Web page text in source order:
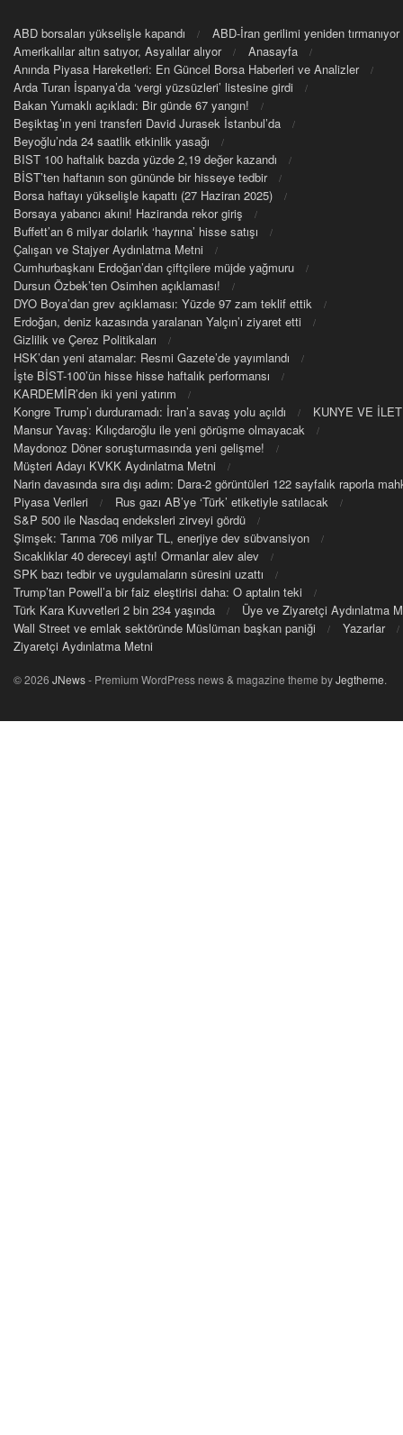
ABD borsaları yükselişle kapandı
ABD-İran gerilimi yeniden tırmanıyor
Amerikalılar altın satıyor, Asyalılar alıyor
Anasayfa
Anında Piyasa Hareketleri: En Güncel Borsa Haberleri ve Analizler
Arda Turan İspanya’da ‘vergi yüzsüzleri’ listesine girdi
Bakan Yumaklı açıkladı: Bir günde 67 yangın!
Beşiktaş’ın yeni transferi David Jurasek İstanbul’da
Beyoğlu’nda 24 saatlik etkinlik yasağı
BIST 100 haftalık bazda yüzde 2,19 değer kazandı
BİST’ten haftanın son gününde bir hisseye tedbir
Borsa haftayı yükselişle kapattı (27 Haziran 2025)
Borsaya yabancı akını! Haziranda rekor giriş
Buffett’an 6 milyar dolarlık ‘hayrına’ hisse satışı
Çalışan ve Stajyer Aydınlatma Metni
Cumhurbaşkanı Erdoğan’dan çiftçilere müjde yağmuru
Dursun Özbek’ten Osimhen açıklaması!
DYO Boya’dan grev açıklaması: Yüzde 97 zam teklif ettik
Erdoğan, deniz kazasında yaralanan Yalçın’ı ziyaret etti
Gizlilik ve Çerez Politikaları
HSK’dan yeni atamalar: Resmi Gazete’de yayımlandı
İşte BİST-100’ün hisse hisse haftalık performansı
KARDEMİR’den iki yeni yatırım
Kongre Trump’ı durduramadı: İran’a savaş yolu açıldı
KUNYE VE
Mansur Yavaş: Kılıçdaroğlu ile yeni görüşme olmayacak
Maydonoz Döner soruşturmasında yeni gelişme!
Müşteri Adayı KVKK Aydınlatma Metni
Narin davasında sıra dışı adım: Dara-2 görüntüleri 122 sayfalık raporla
Piyasa Verileri
Rus gazı AB’ye ‘Türk’ etiketiyle satılacak
S&P 500 ile Nasdaq endeksleri zirveyi gördü
Şimşek: Tarıma 706 milyar TL, enerjiye dev sübvansiyon
Sıcaklıklar 40 dereceyi aştı! Ormanlar alev alev
SPK bazı tedbir ve uygulamaların süresini uzattı
Trump’tan Powell’a bir faiz eleştirisi daha: O aptalın teki
Türk Kara Kuvvetleri 2 bin 234 yaşında
Üye ve Ziyaretçi Aydınlatma
Wall Street ve emlak sektöründe Müslüman başkan paniği
Yazarlar
Ziyaretçi Aydınlatma Metni
© 2026 JNews- Premium WordPress news & magazine theme byJegtheme.